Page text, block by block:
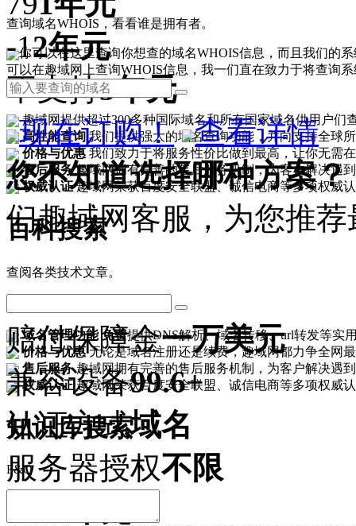
查询域名WHOIS，看看谁是拥有者。
你可以在这里查询你想查的域名WHOIS信息，而且我们的系
可以在趣域网上查询WHOIS信息，我一们直在致力于将查询
趣域网提供超过300多种国际域名和所有国家域名供用户们
高性能查询 我们提供强大的域名查询功能，并向支持全球
价格与优惠 我们致力于将服务性价比做到最高，让你无需
售后服务趣域网拥有完善的售后服务机制，为客户解决遇
权威认证趣域网荣获百度安全联盟、诚信电商等多项权威
百科搜索
查阅各类技术文章。
域名管理功能 免费提供DNS解析、域名转移、url转发等实
价格与优惠无论是域名注册还是续费，趣域网都力争全网
售后服务趣域网拥有完善的售后服务机制，为客户解决遇
权威认证 趣域网荣获百度安全联盟、诚信电商等多项权威
知识库搜索
F&Q
-12年元
不支持3年元
现在订购！
查看详情
您不知道选择哪种方案？
们趣域网客服，为您推
赔付保障金一万美元
兼容设备99.6+
认证方式域名
服务器授权不限